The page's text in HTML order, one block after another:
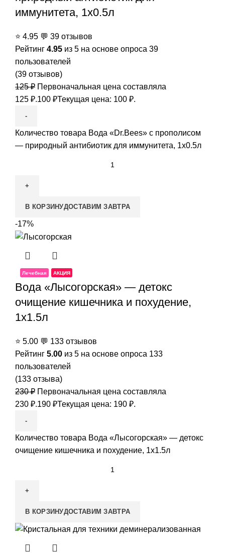
иммунитета, 1x0.5л
⭐ 4.95 💬 39 отзывов
Рейтинг 4.95 из 5 на основе опроса 39
пользователей
(39 отзывов)
125₽ Первоначальная цена составляла
125 ₽.100 ₽Текущая цена: 100 ₽.
Количество товара Вода «Dr.Bees» с прополисом
— природный антибиотик для иммунитета, 1x0.5л
В КОРЗИНУДОСТАВИМ ЗАВТРА
-17%
Лечебная АКЦИЯ
Вода «Лысогорская» — детокс
очищение кишечника и похудение,
1x1.5л
⭐ 5.00 💬 133 отзывов
Рейтинг 5.00 из 5 на основе опроса 133
пользователей
(133 отзыва)
230₽ Первоначальная цена составляла
230 ₽.190 ₽Текущая цена: 190 ₽.
Количество товара Вода «Лысогорская» — детокс
очищение кишечника и похудение, 1x1.5л
В КОРЗИНУДОСТАВИМ ЗАВТРА